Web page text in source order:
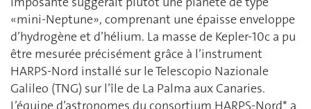
«mini-Neptune», comprenant une épaisse enveloppe
d’hydrogène et d’hélium. La masse de Kepler-10c a pu
être mesurée précisément grâce à l’instrument
HARPS-Nord installé sur le Telescopio Nazionale
Galileo (TNG) sur l’île de La Palma aux Canaries.
L’équipe d’astronomes du consortium HARPS-Nord* a